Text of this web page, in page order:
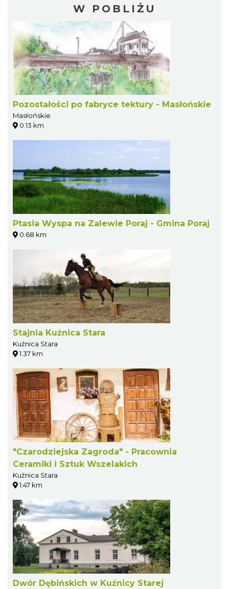
W POBLIŻU
Pozostałości po fabryce tektury - Masłońskie
Masłońskie
0.13 km
Ptasia Wyspa na Zalewie Poraj - Gmina Poraj
0.68 km
Stajnia Kuźnica Stara
Kuźnica Stara
1.37 km
"Czarodziejska Zagroda" - Pracownia
Ceramiki i Sztuk Wszelakich
Kuźnica Stara
1.47 km
Dwór Dębińskich w Kuźnicy Starej